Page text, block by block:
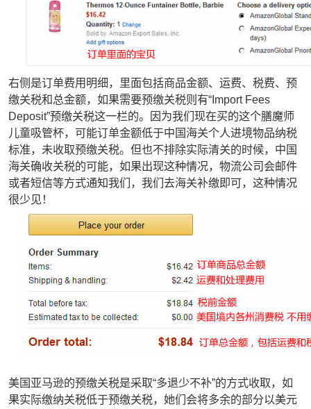
右侧是订单费用明细，里面包括商品金额、运费、税费、预
缴关税和总金额，如果需要预缴关税则有“Import Fees
Deposit”预缴关税这一栏的。因为我们现在买的这个膳魔师
儿童吸管杯，可能订单金额低于中国海关个人进境物品纳税
标准，未收取预缴关税。但也不排除实际清关的时候，中国
海关确收关税的可能，如果出现这种情况，物流公司会邮件
或者短信等方式通知我们，我们去海关补缴即可，这种情况
很少见！
美国亚马逊的预缴关税是采取“多退少不补”的方式收取，如
果实际缴纳关税低于预缴关税，她们会将多余的部分以美元